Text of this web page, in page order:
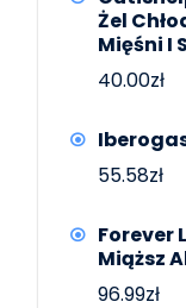
Żel
Mięśni I
40.00zł
55.58zł
Forever
Miąższ
96.99zł